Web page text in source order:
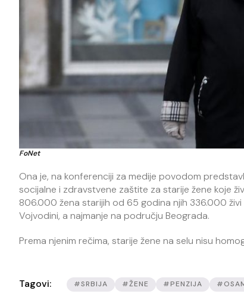
FoNet
Ona je, na konferenciji za medije povodom
socijalne i zdravstvene zaštite za starije žene koje
806.000 žena starijih od 65 godina njih 336.000
Vojvodini, a najmanje na području Beograda.
Prema njenim rečima, starije žene na selu nisu
Tagovi: #SRBIJA #ŽENE #PENZIJA